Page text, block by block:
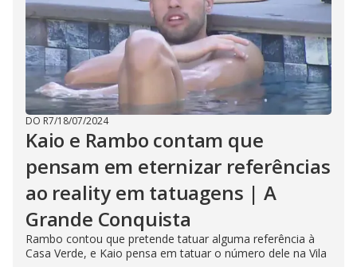
DO R7/18/07/2024
Kaio e Rambo contam que
pensam em eternizar referências
ao reality em tatuagens | A
Grande Conquista
Rambo contou que pretende tatuar alguma referência à
Casa Verde, e Kaio pensa em tatuar o número dele na Vila